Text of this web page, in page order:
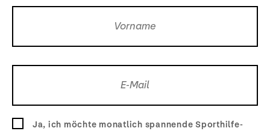
Ja, ich möchte monatlich spannende Sporthilfe-